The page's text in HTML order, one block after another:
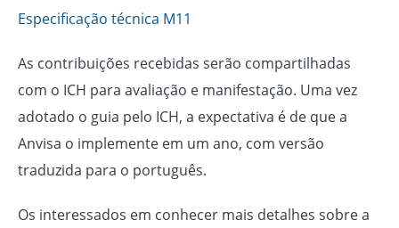
Especificação técnica M11
As contribuições recebidas serão compartilhadas
com o ICH para avaliação e manifestação. Uma vez
adotado o guia pelo ICH, a expectativa é de que a
Anvisa o implemente em um ano, com versão
traduzida para o português.
Os interessados em conhecer mais detalhes sobre a